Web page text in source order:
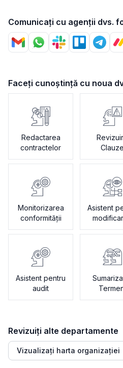
Comunicați cu agenții dvs.
Faceți cunoștință cu noua
Redactarea
contractelor
Clauze
Monitorizarea
conformității
Asistent
Asistent pentru
audit
Revizuiți alte departamente
Vizualizați harta organizației